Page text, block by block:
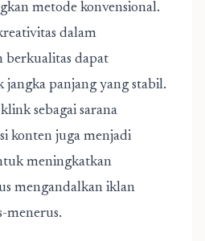
metode konvensional.
dalam
berkualitas dapat
panjang yang stabil.
sebagai sarana
konten juga menjadi
meningkatkan
mengandalkan iklan
menerus.